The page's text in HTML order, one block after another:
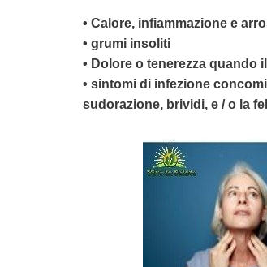
• Calore, infiammazione e
• grumi insoliti
• Dolore o tenerezza quando
• sintomi di infezione
sudorazione, brividi, e / o la